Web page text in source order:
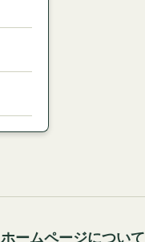
ホームページについて